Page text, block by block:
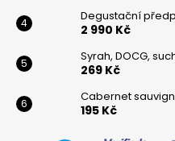
Degustační
2 990 Kč
Syrah, DOCG,
269 Kč
Cabernet
195 Kč